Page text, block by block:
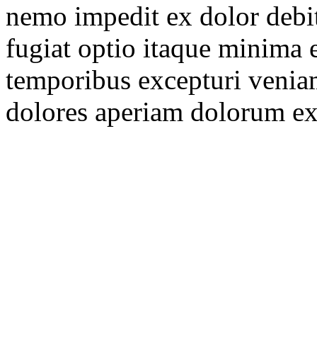
nemo impedit ex dolor
fugiat optio itaque minima
temporibus excepturi
dolores aperiam dolorum